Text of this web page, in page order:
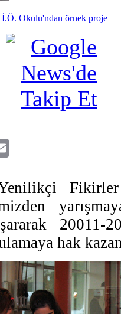
Okulu'ndan örnek proje
Fikirler
20011-
hak